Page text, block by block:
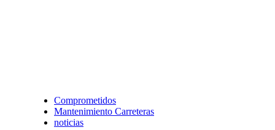
Comprometidos
Mantenimiento Carreteras
noticias